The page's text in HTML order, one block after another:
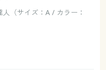
（サイズ：A / カラー：